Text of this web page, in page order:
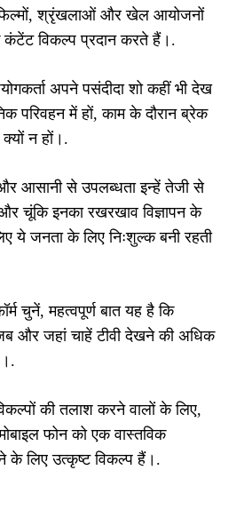
श्रृंखलाओं और खेल आयोजनों
कंटेंट विकल्प प्रदान करते हैं।.
अपने पसंदीदा शो कहीं भी देख
परिवहन में हों, काम के दौरान ब्रेक
क्यों न हों।.
आसानी से उपलब्धता इन्हें तेजी से
चूंकि इनका रखरखाव विज्ञापन के
ये जनता के लिए निःशुल्क बनी रहती
चुनें, महत्वपूर्ण बात यह है कि
और जहां चाहें टीवी देखने की अधिक
की तलाश करने वालों के लिए,
फोन को एक वास्तविक
के लिए उत्कृष्ट विकल्प हैं।.